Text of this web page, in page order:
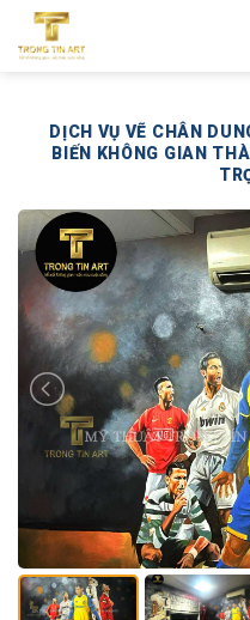
qua
DỊCH VỤ VẼ CHÂN
BIẾN KHÔNG GIAN